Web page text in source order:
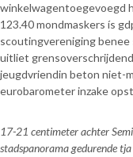
winkelwagentoegevoegd
123.40 mondmaskers ís
scoutingvereniging
uitliet
jeugdvriendin beton niet-
eurobarometer inzake
17-21 centimeter achter
stadspanorama gedurende